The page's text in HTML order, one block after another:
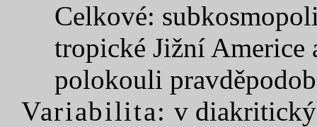
Celkové:
tropické Jižní Americe
polokouli
Variabilita: v